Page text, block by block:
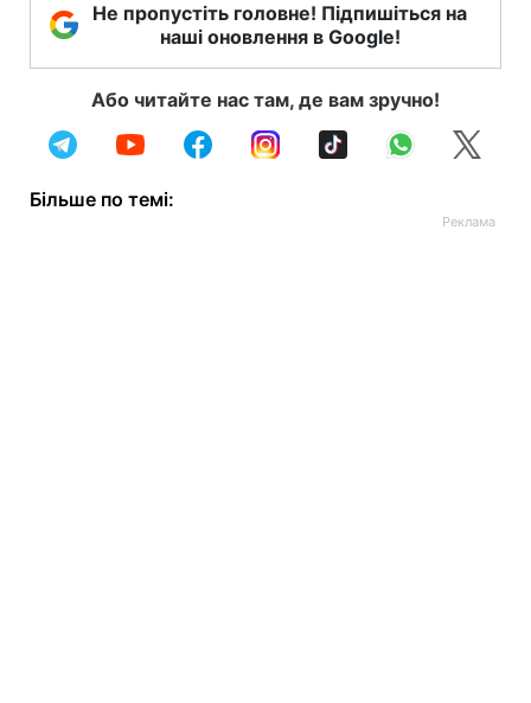
Не пропустіть головне! Підпишіться на
наші оновлення в Google!
Або читайте нас там, де вам зручно!
Більше по темі: